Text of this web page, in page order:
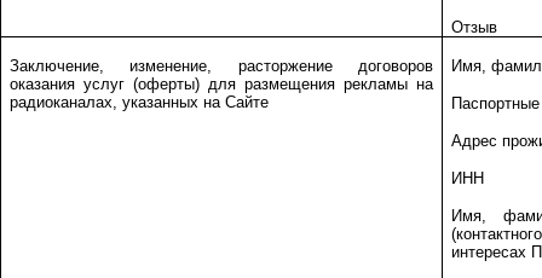
Отзыв
Заключение, изменение, расторжение договоров
оказания услуг (оферты) для размещения рекламы на
радиоканалах, указанных на Сайте
Имя,
Адрес
ИНН
Имя,
интересах